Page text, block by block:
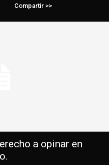
Compartir >>
a opinar en